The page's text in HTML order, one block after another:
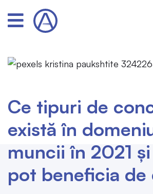
Ce tipuri de
există în
muncii în 2021
pot beneficia de